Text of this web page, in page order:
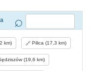
km) Pilica (17,3 km)
(19,6 km)